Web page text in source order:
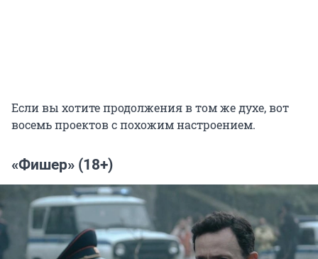
Если вы хотите продолжения в том же духе, вот
восемь проектов с похожим настроением.
«Фишер» (18+)